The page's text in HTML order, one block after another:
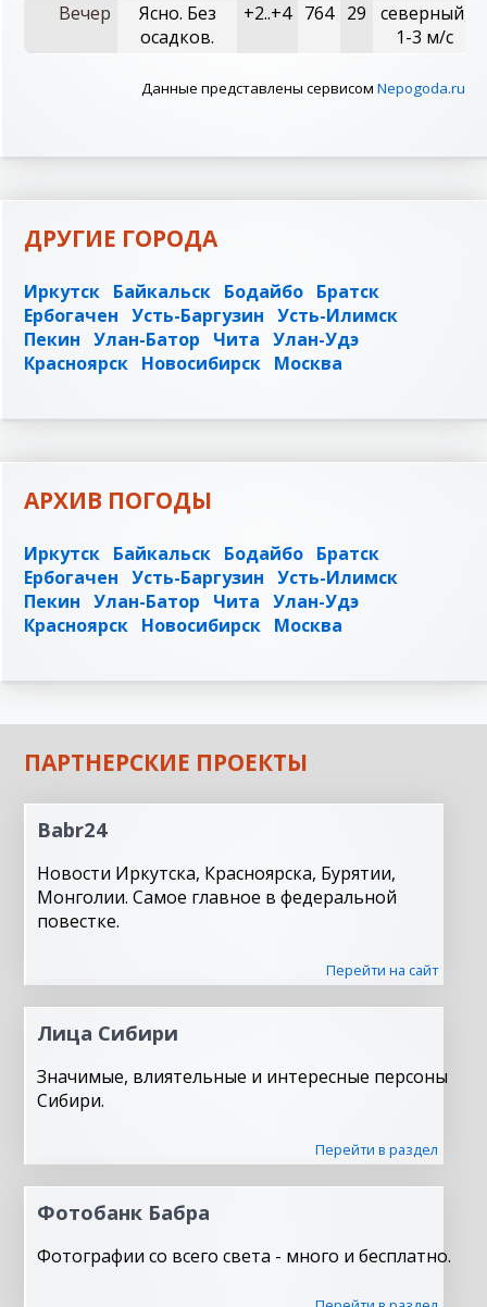
Вечер
Ясно. Без
осадков.
+2..+4 764 29
северный,
1-3 м/с
Данные представлены сервисом Nepogoda.ru
ДРУГИЕ ГОРОДА
Иркутск Байкальск Бодайбо Братск
Ербогачен Усть-Баргузин Усть-Илимск
Пекин Улан-Батор Чита Улан-Удэ
Красноярск Новосибирск Москва
АРХИВ ПОГОДЫ
Иркутск Байкальск Бодайбо Братск
Ербогачен Усть-Баргузин Усть-Илимск
Пекин Улан-Батор Чита Улан-Удэ
Красноярск Новосибирск Москва
ПАРТНЕРСКИЕ ПРОЕКТЫ
Babr24
Новости Иркутска, Красноярска, Бурятии,
Монголии. Самое главное в федеральной
повестке.
Перейти на сайт
Лица Сибири
Значимые, влиятельные и интересные персоны
Сибири.
Перейти в раздел
Фотобанк Бабра
Фотографии со всего света - много и бесплатно.